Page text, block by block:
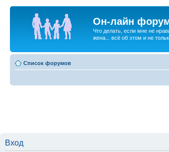
Он-лайн
Что делать, если мне не
жена... всё об этом и не
Список форумов
Вход